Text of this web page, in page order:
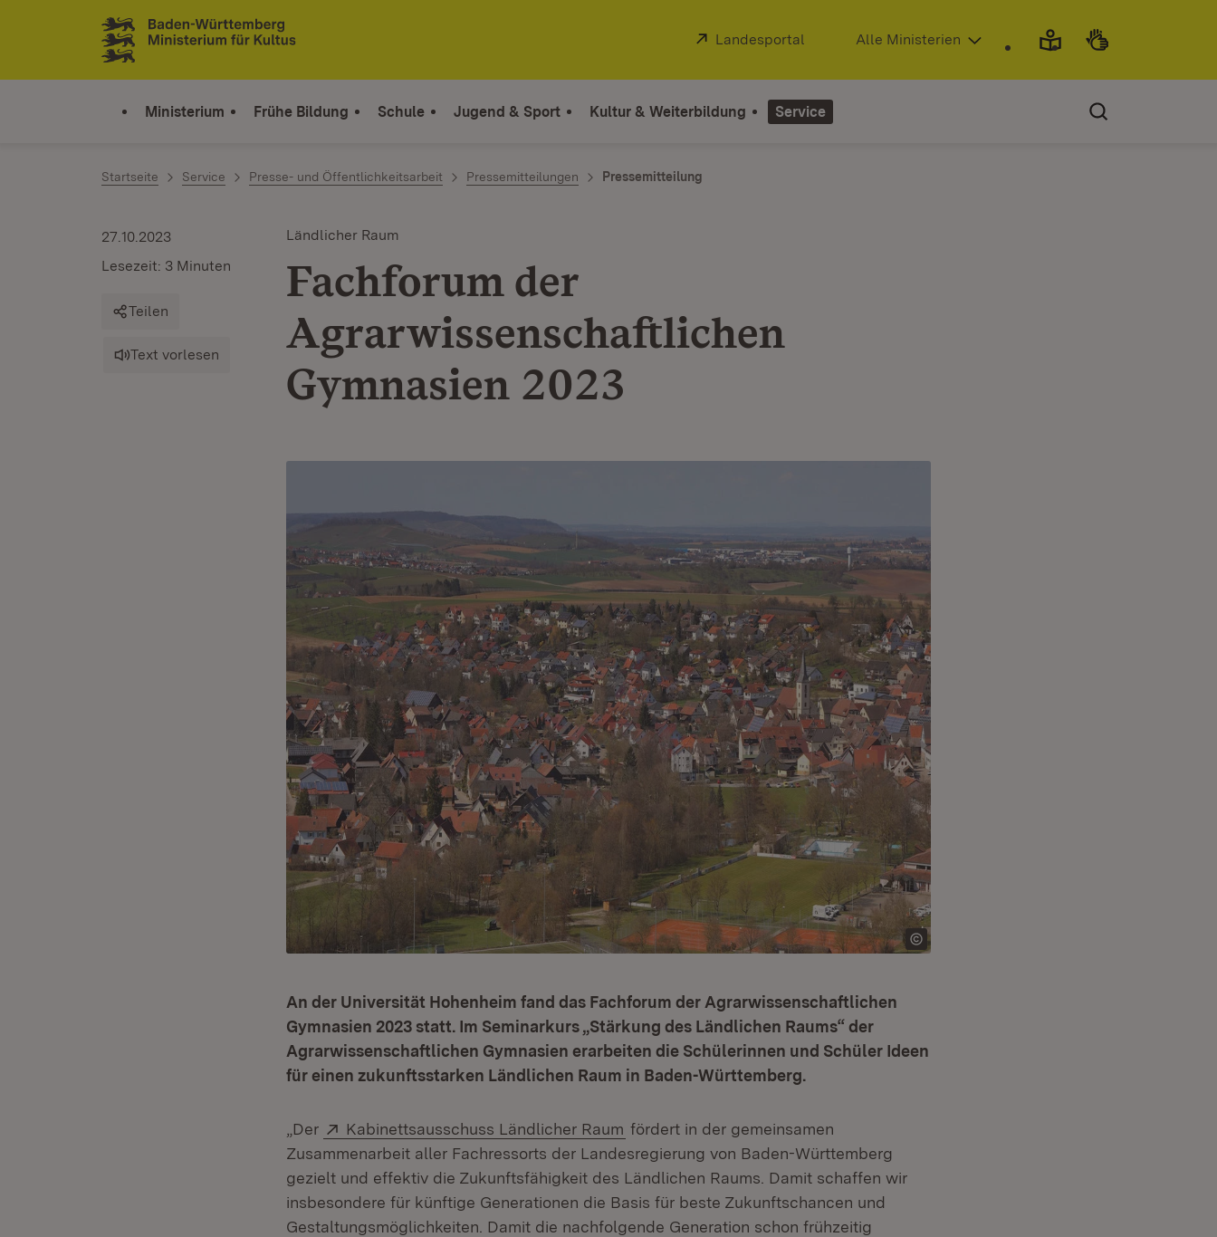
Zum Inhalt springen
Link zur Startseite
Extern:
Landesportal (Öffnet in neuem Fenster)
Alle Ministerien
Ministerium Frühe Bildung Schule Jugend & Sport Kultur & Weiterbildung Service
Startseite Service Presse- und Öffentlichkeitsarbeit Pressemitteilungen Pressemitteilung
Ländlicher Raum
Fachforum der
Agrarwissenschaftlichen
Gymnasien 2023
27.10.2023
Lesezeit: 3 Minuten
Teilen
Text vorlesen
An der Universität Hohenheim fand das Fachforum der Agrarwissenschaftlichen
Gymnasien 2023 statt. Im Seminarkurs „Stärkung des Ländlichen Raums“ der
Agrarwissenschaftlichen Gymnasien erarbeiten die Schülerinnen und Schüler Ideen
für einen zukunftsstarken Ländlichen Raum in Baden-Württemberg.
„Der Extern:
Kabinettsausschuss Ländlicher Raum (Öffnet in neuem Fenster)
fördert in der gemeinsamen
Zusammenarbeit aller Fachressorts der Landesregierung von Baden-Württemberg
gezielt und effektiv die Zukunftsfähigkeit des Ländlichen Raums. Damit schaffen wir
insbesondere für künftige Generationen die Basis für beste Zukunftschancen und
Gestaltungsmöglichkeiten. Damit die nachfolgende Generation schon frühzeitig